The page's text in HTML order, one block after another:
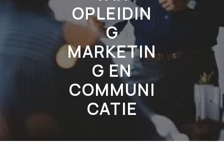
OPLEIDIN
G
MARKETIN
G EN
COMMUNI
CATIE